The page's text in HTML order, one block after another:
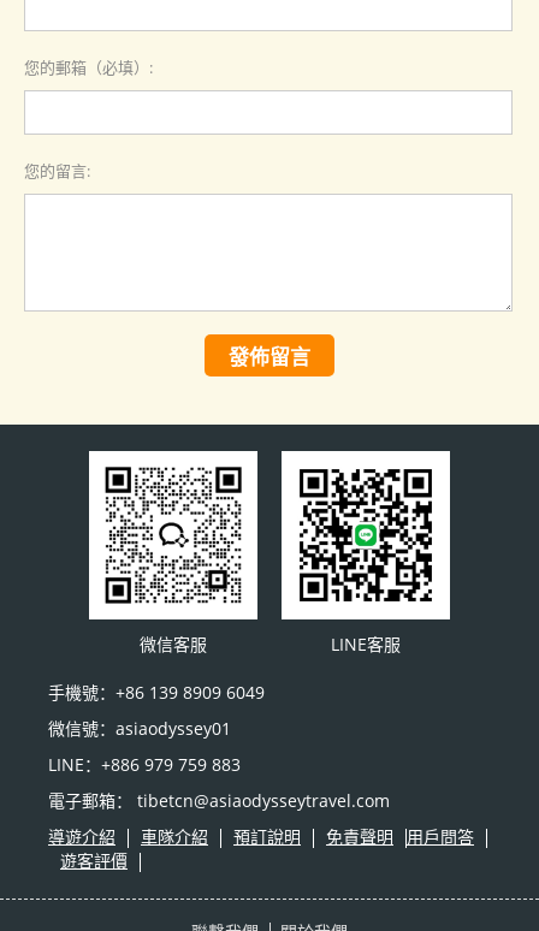
您的郵箱（必填）:
您的留言:
發佈留言
微信客服 LINE客服
手機號：+86 139 8909 6049
微信號：asiaodyssey01
LINE：+886 979 759 883
電子郵箱： tibetcn@asiaodysseytravel.com
導遊介紹
車隊介紹 預訂說明 免責聲明
用戶問答
遊客評價